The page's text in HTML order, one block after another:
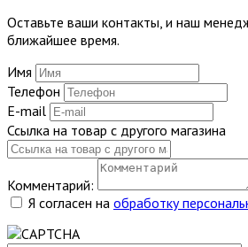
Оставьте ваши контакты, и наш
ближайшее время.
Имя
Телефон
E-mail
Ссылка на товар с другого магазина
Комментарий:
Я согласен на обработку